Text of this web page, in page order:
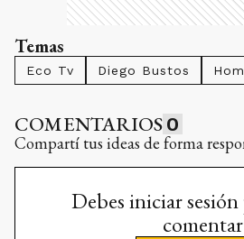
Temas
Eco Tv Diego Bustos
COMENTARIOS 0
Compartí tus ideas de forma
Debes iniciar
comentar